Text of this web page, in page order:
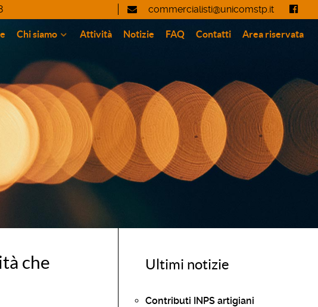
commercialisti@unicomstp.it
Chi siamo Attività Notizie FAQ Contatti Area riservata
che
Ultimi notizie
Contributi INPS artigiani